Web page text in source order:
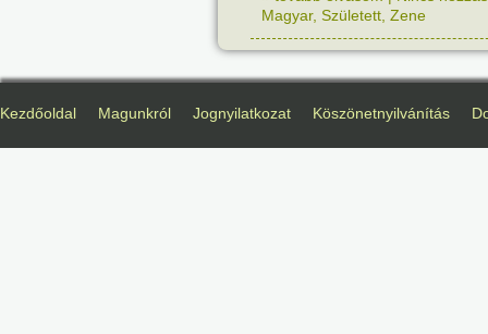
Magyar, Született Zene
Kezdőoldal Magunkról Jognyilatkozat Köszönetnyilvánítás